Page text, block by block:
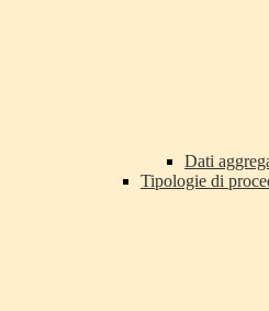
Dati
Tipologie di